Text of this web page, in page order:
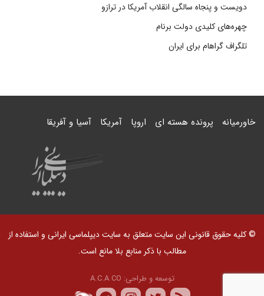
دویست و پنجاه سالگی انقلاب آمریکا در ترازو
چهره‌های کلیدی دولت برنام
تلگراف گراهام برای ایران
خاورمیانه پرونده هسته ای اروپا آمریکا آسیا و آفریقا
© کلیه حقوق قانونی این سایت متعلق به سایت دیپلماسی ایرانی و استفاده از
مطالب با ذکر منابع بلا مانع است.
توسعه و طراحی: A.C.A CO